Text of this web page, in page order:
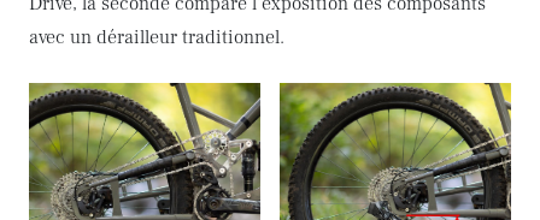
avec un dérailleur traditionnel.